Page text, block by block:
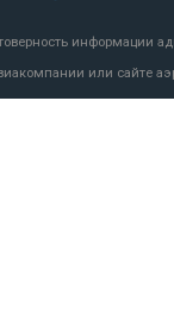
информации
или сайте